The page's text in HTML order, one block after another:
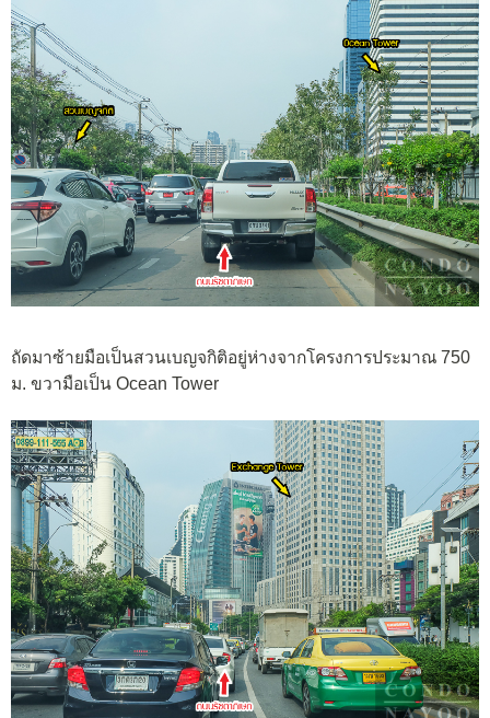
ถัดมาซ้ายมือเป็นสวนเบญจกิติอยู่ห่างจากโครงการประมาณ 750
ม. ขวามือเป็น Ocean Tower